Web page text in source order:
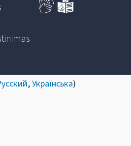
,Українська)